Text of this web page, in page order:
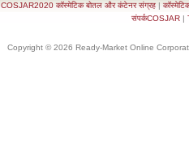
COSJAR2020 कॉस्मेटिक बोतल और कंटेनर संग्रह |
संपर्कCOSJAR |
Copyright © 2026 Ready-Market Online